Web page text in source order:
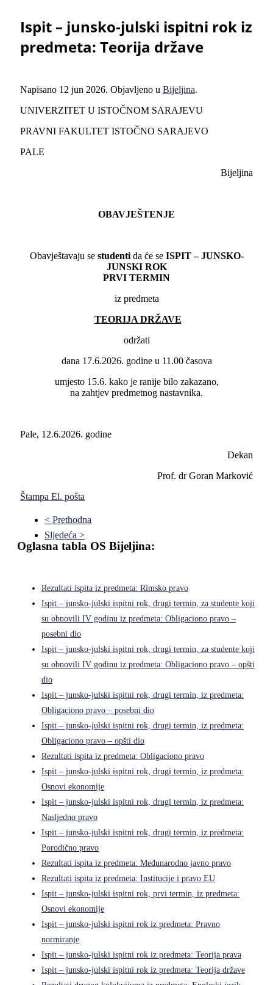
Ispit – junsko-julski ispitni rok iz
predmeta: Teorija države
Napisano 12 jun 2026. Objavljeno u Bijeljina.
UNIVERZITET U ISTOČNOM SARAJEVU
PRAVNI FAKULTET ISTOČNO SARAJEVO
PALE
Bijeljina
OBAVJEŠTENJE
Obavještavaju sestudenti da će se ISPIT – JUNSKO-
JUNSKI ROK
PRVI TERMIN
iz predmeta
TEORIJA DRŽAVE
održati
dana 17.6.2026. godine u 11.00 časova
umjesto 15.6. kako je ranije bilo zakazano,
na zahtjev predmetnog nastavnika.
Pale, 12.6.2026. godine
Dekan
Prof. dr Goran Marković
Štampa El. pošta
< Prethodna
Sljedeća >
Oglasna tabla OS Bijeljina:
Rezultati ispita iz predmeta: Rimsko pravo
Ispit – junsko-julski ispitni rok, drugi termin, za studente koji
su obnovili IV godinu iz predmeta: Obligaciono pravo –
posebni dio
Ispit – junsko-julski ispitni rok, drugi termin, za studente koji
su obnovili IV godinu iz predmeta: Obligaciono pravo – opšti
dio
Ispit – junsko-julski ispitni rok, drugi termin, iz predmeta:
Obligaciono pravo – posebni dio
Ispit – junsko-julski ispitni rok, drugi termin, iz predmeta:
Obligaciono pravo – opšti dio
Rezultati ispita iz predmeta: Obligaciono pravo
Ispit – junsko-julski ispitni rok, drugi termin, iz predmeta:
Osnovi ekonomije
Ispit – junsko-julski ispitni rok, drugi termin, iz predmeta:
Nasljedno pravo
Ispit – junsko-julski ispitni rok, drugi termin, iz predmeta:
Porodično pravo
Rezultati ispita iz predmeta: Međunarodno javno pravo
Rezultati ispita iz predmeta: Institucije i pravo EU
Ispit – junsko-julski ispitni rok, prvi termin, iz predmeta:
Osnovi ekonomije
Ispit – junsko-julski ispitni rok iz predmeta: Pravno
normiranje
Ispit – junsko-julski ispitni rok iz predmeta: Teorija prava
Ispit – junsko-julski ispitni rok iz predmeta: Teorija države